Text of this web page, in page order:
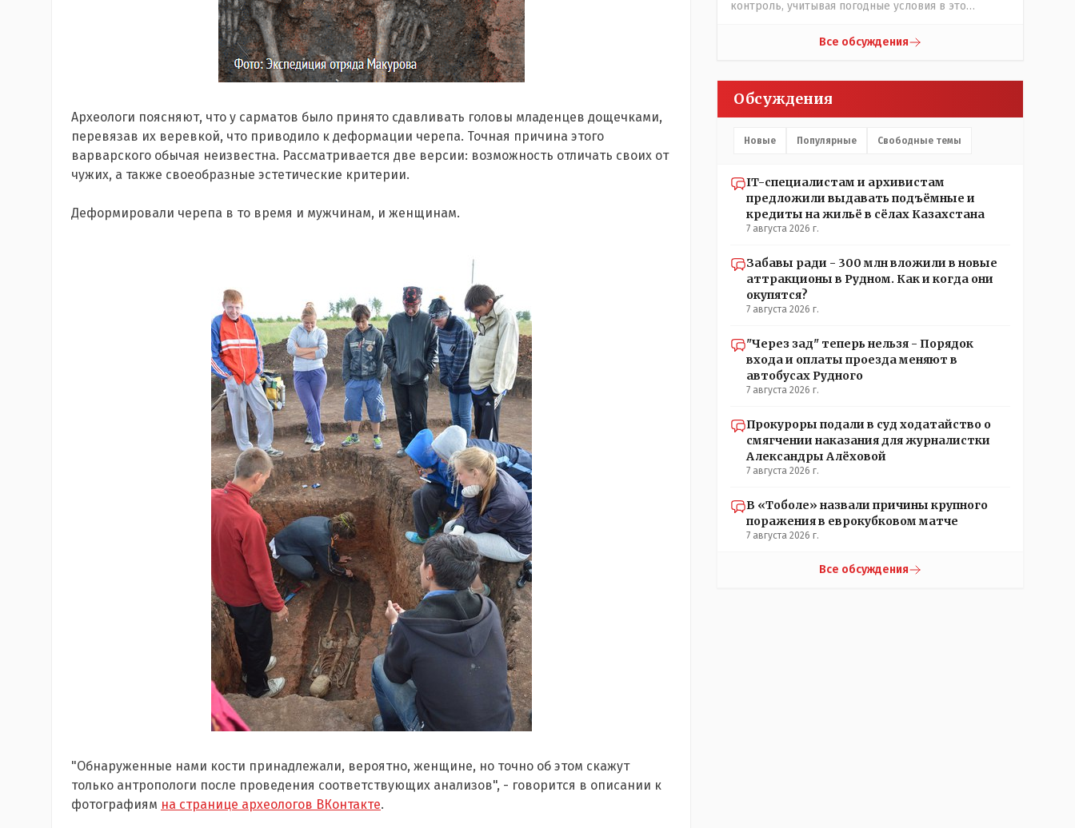
Археологи поясняют, что у сарматов было принято сдавливать головы младенцев дощечками,
перевязав их веревкой, что приводило к деформации черепа. Точная причина этого
варварского обычая неизвестна. Рассматривается две версии: возможность отличать своих от
чужих, а также своеобразные эстетические критерии.
Деформировали черепа в то время и мужчинам, и женщинам.
"Обнаруженные нами кости принадлежали, вероятно, женщине, но точно об этом скажут
только антропологи после проведения соответствующих анализов", - говорится в описании к
фотографиям на странице археологов ВКонтакте.
контроль, учитывая погодные условия в это
считаете иначе?Ну тут противоречия нет. Этот
впервые поставили температурный режим на
контроль. То есть первая часть - информация до
трагедии, вторая часть - информация после
трагедии, когда все уже было исправлено.
Все обсуждения
Обсуждения
Новые Популярные Свободные темы
IT-специалистам и архивистам
предложили выдавать подъёмные и
кредиты на жильё в сёлах Казахстана
7 августа 2026 г.
Забавы ради - 300 млн вложили в новые
аттракционы в Рудном. Как и когда они
окупятся?
7 августа 2026 г.
"Через зад" теперь нельзя - Порядок
входа и оплаты проезда меняют в
автобусах Рудного
7 августа 2026 г.
Прокуроры подали в суд ходатайство о
смягчении наказания для журналистки
Александры Алёховой
7 августа 2026 г.
В «Тоболе» назвали причины крупного
поражения в еврокубковом матче
7 августа 2026 г.
Все обсуждения